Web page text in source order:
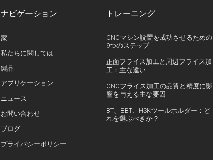
ナビゲーション
家
私たちに関しては
製品
アプリケーション
ニュース
お問い合わせ
ブログ
プライバシーポリシー
トレーニング
CNCマシン設置を成功させるための
9つのステップ
正面フライス加工と周辺フライス加
工：主な違い
CNCフライス加工の品質と精度に影
響を与える主な要因
BT、BBT、HSKツールホルダー：ど
れを選ぶべきか？